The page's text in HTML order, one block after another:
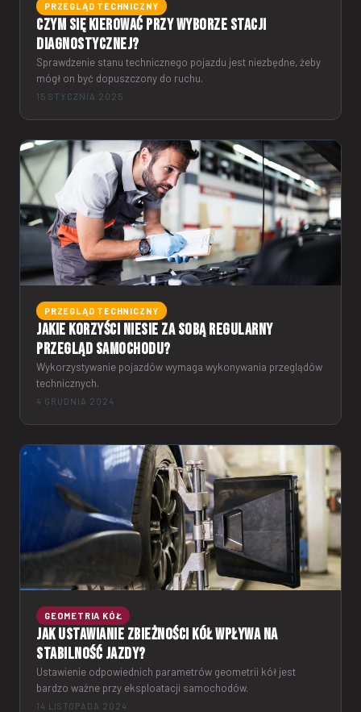
PRZEGLĄD TECHNICZNY
Czym się kierować przy wyborze stacji
diagnostycznej?
Sprawdzenie stanu technicznego pojazdu jest niezbędne, żeby
mógł on być dopuszczony do ruchu.
15 STYCZNIA 2025
PRZEGLĄD TECHNICZNY
Jakie korzyści niesie za sobą regularny
przegląd samochodu?
Wykorzystywanie pojazdów wymaga wykonywania przeglądów
technicznych.
4 GRUDNIA 2024
GEOMETRIA KÓŁ
Jak ustawianie zbieżności kół wpływa na
stabilność jazdy?
Ustawienie odpowiednich parametrów geometrii kół jest
bardzo ważne przy eksploatacji samochodów.
14 LISTOPADA 2024